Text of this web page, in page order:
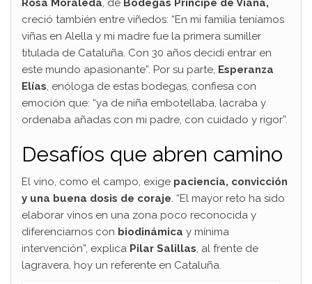
Rosa Moraleda, de Bodegas Príncipe de Viana,
creció también entre viñedos: “En mi familia teníamos
viñas en Alella y mi madre fue la primera sumiller
titulada de Cataluña. Con 30 años decidí entrar en
este mundo apasionante”. Por su parte, Esperanza
Elías, enóloga de estas bodegas, confiesa con
emoción que: “ya de niña embotellaba, lacraba y
ordenaba añadas con mi padre, con cuidado y rigor”.
Desafíos que abren camino
El vino, como el campo, exige paciencia, convicción
y una buena dosis de coraje. “El mayor reto ha sido
elaborar vinos en una zona poco reconocida y
diferenciarnos con biodinámica y mínima
intervención”, explica Pilar Salillas, al frente de
lagravera, hoy un referente en Cataluña.